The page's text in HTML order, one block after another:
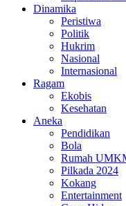
Dinamika
Peristiwa
Politik
Hukrim
Nasional
Internasional
Ragam
Ekobis
Kesehatan
Aneka
Pendidikan
Bola
Rumah
Pilkada 2024
Kokang
Entertainment